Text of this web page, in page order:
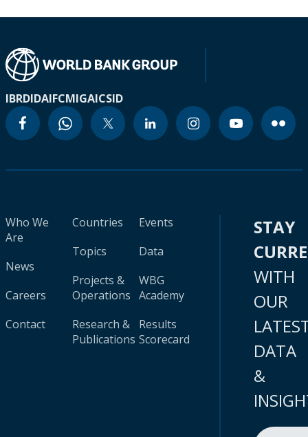
IBRDIDAIFCMIGAICSID
Who We
Are
News
Careers
Contact
Countries
Topics
Projects &
Operations
Research &
Publications
Events
Data
WBG
Academy
Results
Scorecard
STAY
WITH
OUR
DATA
&